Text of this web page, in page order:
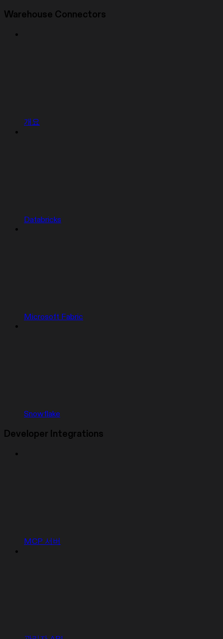
Warehouse Connectors
개요
Databricks
Microsoft Fabric
Snowflake
Developer Integrations
MCP 서버